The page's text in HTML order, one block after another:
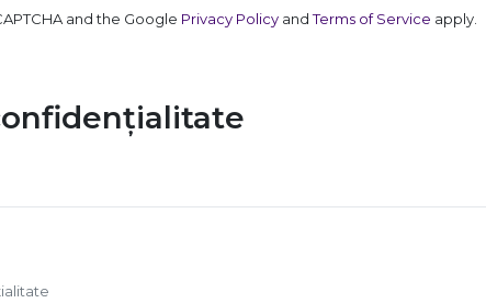
and the Google Privacy Policy andTerms of Service apply.